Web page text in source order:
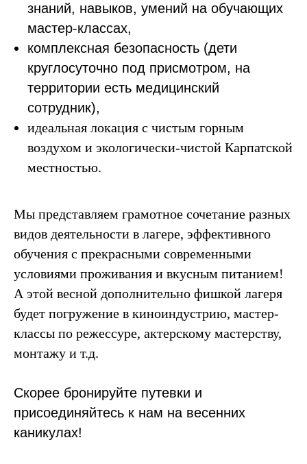
знаний, навыков, умений на обучающих
мастер-классах,
комплексная безопасность (дети
круглосуточно под присмотром, на
территории есть медицинский
сотрудник),
идеальная локация с чистым горным
воздухом и экологически-чистой Карпатской
местностью.
Мы представляем грамотное сочетание разных
видов деятельности в лагере, эффективного
обучения с прекрасными современными
условиями проживания и вкусным питанием!
А этой весной дополнительно фишкой лагеря
будет погружение в киноиндустрию, мастер-
классы по режессуре, актерскому мастерству,
монтажу и т.д.
Скорее бронируйте путевки и
присоединяйтесь к нам на весенних
каникулах!